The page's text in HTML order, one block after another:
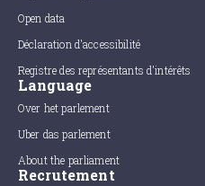
Open data
Déclaration d'accessibilité
Registre des représentants d'intérêts
Language
Over het parlement
Uber das parlement
About the parliament
Recrutement